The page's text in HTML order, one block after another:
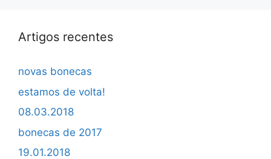
Artigos recentes
novas bonecas
estamos de volta!
08.03.2018
bonecas de 2017
19.01.2018